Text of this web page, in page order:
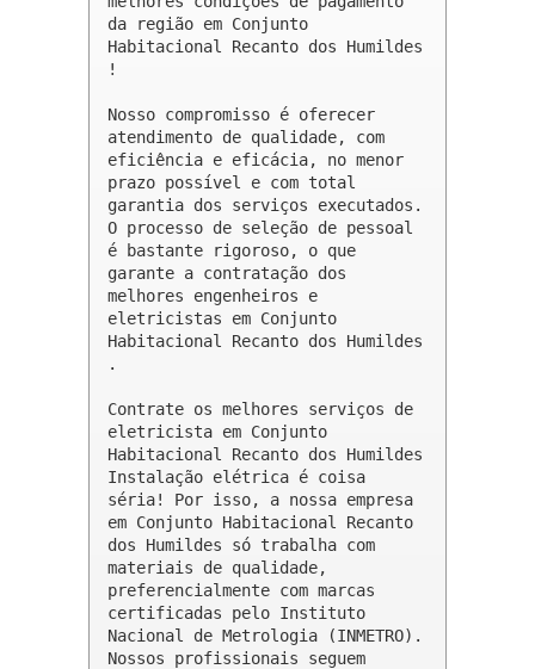
da região em Conjunto
Habitacional Recanto dos Humildes
!
Nosso compromisso é oferecer
atendimento de qualidade, com
eficiência e eficácia, no menor
prazo possível e com total
garantia dos serviços executados.
O processo de seleção de pessoal
é bastante rigoroso, o que
garante a contratação dos
melhores engenheiros e
eletricistas em Conjunto
Habitacional Recanto dos Humildes
.
Contrate os melhores serviços de
eletricista em Conjunto
Habitacional Recanto dos Humildes
Instalação elétrica é coisa
séria! Por isso, a nossa empresa
em Conjunto Habitacional Recanto
dos Humildes só trabalha com
materiais de qualidade,
preferencialmente com marcas
certificadas pelo Instituto
Nacional de Metrologia (INMETRO).
Nossos profissionais seguem